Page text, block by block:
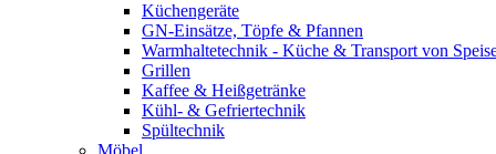
Küchengeräte
GN-Einsätze, Töpfe & Pfannen
Warmhaltetechnik - Küche & Transport von
Grillen
Kaffee & Heißgetränke
Kühl- & Gefriertechnik
Spültechnik
Möbel